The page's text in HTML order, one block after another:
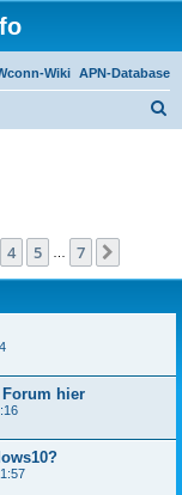
APN-Database
Wiki
4 5 7
hier